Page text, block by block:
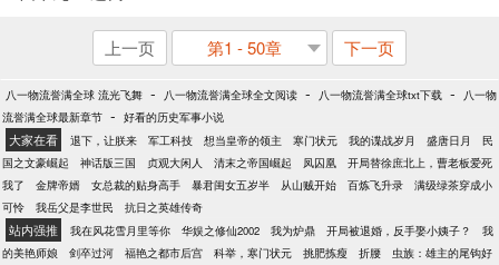
上一页 第1 - 50章 下一页
八一物流誉满全球 流光飞舞 - 八一物流誉满全球全文阅读 - 八一物流誉满全球txt下载 -
八一物
流誉满全球最新章节 - 好看的历史军事小说
大家在看 退下，让朕来 军工科技 想当皇帝的领主 寒门状元 我的谍战岁月 盛唐日月
民
国之文豪崛起
神话版三国 贞观大闲人 清末之帝国崛起 凤囚凰
开局替徐庶北上，曹老板爱死
我了
金牌帝婿 女总裁的贴身高手 暴君闺女五岁半 从山贼开始 百炼飞升录
满级绿茶穿成小
可怜
我岳父是李世民 抗日之英雄传奇
站内强推 我在风花雪月里等你 华娱之修仙2002 我为炉鼎 开局被退婚，反手娶小姨子？
我
的美艳师娘
剑卒过河 福艳之都市后宫 科举，寒门状元 挑肥拣瘦 折腰
虫族：雄主的尾钩好